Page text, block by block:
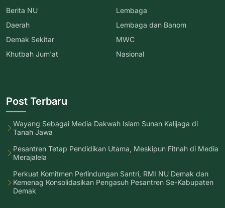
Berita NU
Daerah
Demak Sekitar
Khutbah Jum'at
Lembaga
Lembaga dan Banom
MWC
Nasional
Post Terbaru
Wayang Sebagai Media Dakwah Islam Sunan Kalijaga di
Tanah Jawa
Pesantren Tetap Pendidikan Utama, Meskipun Fitnah di Media
Merajalela
Perkuat Komitmen Perlindungan Santri, RMI NU Demak dan
Kemenag Konsolidasikan Pengasuh Pesantren Se-Kabupaten
Demak